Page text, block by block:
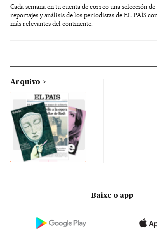
Cada semana en tu cuenta de correo una selección de
reportajes y análisis de los periodistas de EL PAÍS
más relevantes del continente.
Arquivo
Baixe o app